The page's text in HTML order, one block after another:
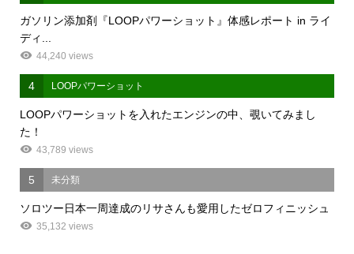
ガソリン添加剤『LOOPパワーショット』体感レポート in ライ
ディ...
44,240 views
4 LOOPパワーショット
LOOPパワーショットを入れたエンジンの中、覗いてみまし
た！
43,789 views
5 未分類
ソロツー日本一周達成のリサさんも愛用したゼロフィニッシュ
35,132 views